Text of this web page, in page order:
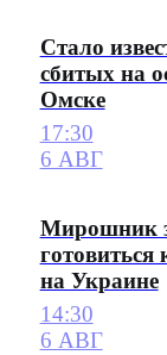
Стало
сбитых на
Омске
17:30
6 АВГ
Мирошник
на Украине
14:30
6 АВГ